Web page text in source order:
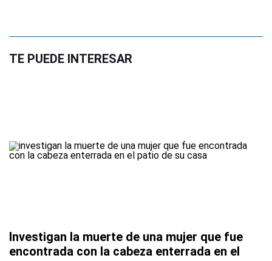
TE PUEDE INTERESAR
Investigan la muerte de una mujer que fue
encontrada con la cabeza enterrada en el